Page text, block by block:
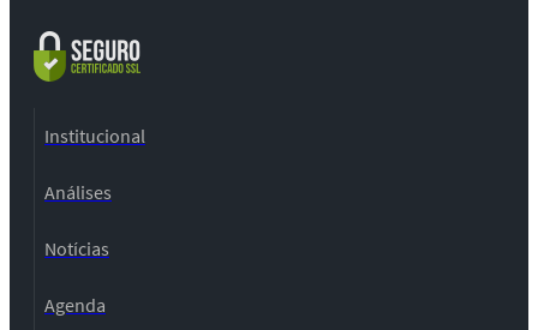
Institucional
Análises
Notícias
Agenda